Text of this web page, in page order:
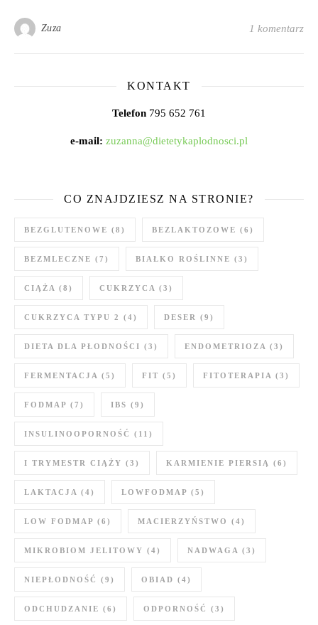
Zuza 1 komentarz
KONTAKT
Telefon 795 652 761
e-mail: zuzanna@dietetykaplodnosci.pl
CO ZNAJDZIESZ NA STRONIE?
BEZGLUTENOWE (8) BEZLAKTOZOWE (6)
BEZMLECZNE (7) BIAŁKO ROŚLINNE (3)
CIĄŻA (8) CUKRZYCA (3)
CUKRZYCA TYPU 2 (4) DESER (9)
DIETA DLA PŁODNOŚCI (3) ENDOMETRIOZA (3)
FERMENTACJA (5) FIT (5) FITOTERAPIA (3)
FODMAP (7) IBS (9)
INSULINOOPORNOŚĆ (11)
I TRYMESTR CIĄŻY (3) KARMIENIE PIERSIĄ (6)
LAKTACJA (4) LOWFODMAP (5)
LOW FODMAP (6) MACIERZYŃSTWO (4)
MIKROBIOM JELITOWY (4) NADWAGA (3)
NIEPŁODNOŚĆ (9) OBIAD (4)
ODCHUDZANIE (6) ODPORNOŚĆ (3)